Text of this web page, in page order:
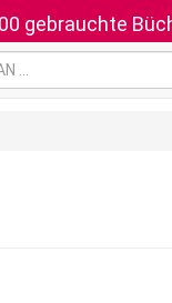
gebrauchte